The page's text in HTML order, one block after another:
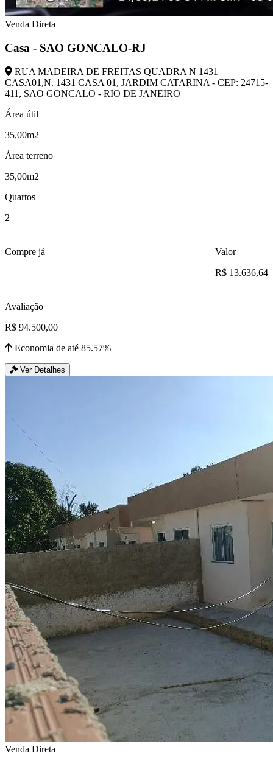
Venda Direta
Casa - SAO GONCALO-RJ
RUA MADEIRA DE FREITAS QUADRA N 1431
CASA01,N. 1431 CASA 01, JARDIM CATARINA - CEP: 24715-
411, SAO GONCALO - RIO DE JANEIRO
Área útil
35,00m2
Área terreno
35,00m2
Quartos
2
Compre já
Valor
R$ 13.636,64
Avaliação
R$ 94.500,00
Economia de até 85.57%
Ver Detalhes
Venda Direta